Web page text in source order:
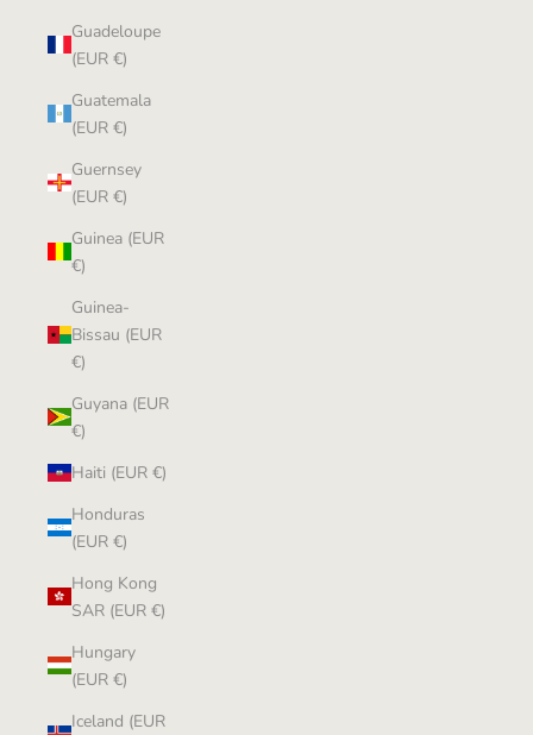
Guadeloupe
(EUR €)
Guatemala
(EUR €)
Guernsey
(EUR €)
Guinea (EUR
€)
Guinea-
Bissau (EUR
€)
Guyana (EUR
€)
Haiti (EUR €)
Honduras
(EUR €)
Hong Kong
SAR (EUR €)
Hungary
(EUR €)
Iceland (EUR